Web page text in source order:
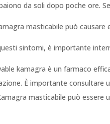
da soli dopo poche ore.
masticabile può
sintomi, è importante
kamagra è un farmaco
È importante
masticabile può essere